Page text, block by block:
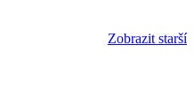
Zobrazit starší